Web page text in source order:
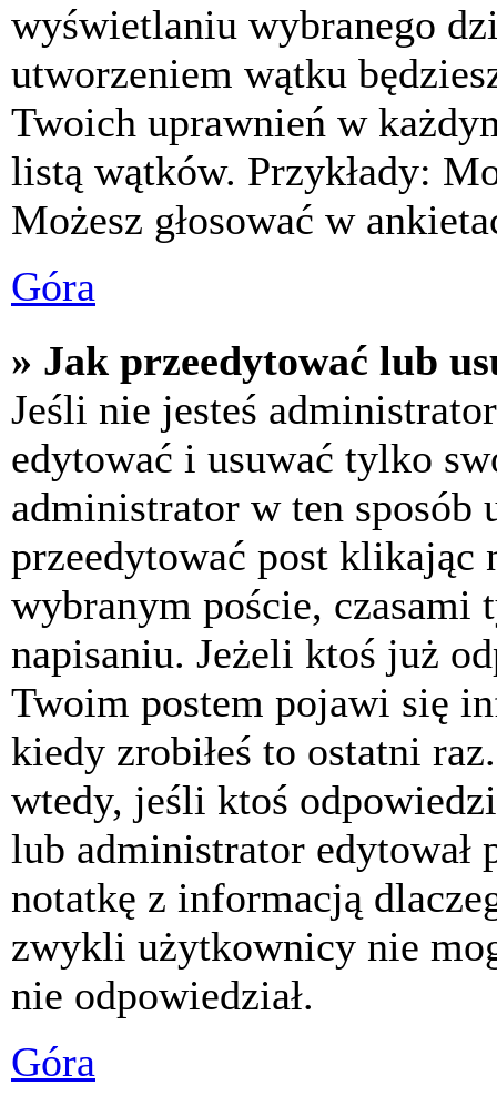
wyświetlaniu wybranego
utworzeniem wątku
Twoich uprawnień w
listą wątków. Przykłady:
Możesz głosować w
Góra
» Jak przeedytować lub
Jeśli nie jesteś
edytować i usuwać tylko
administrator w ten sposób
przeedytować post klikając
wybranym poście, czasami
napisaniu. Jeżeli ktoś już
Twoim postem pojawi się
kiedy zrobiłeś to ostatni
wtedy, jeśli ktoś
lub administrator edytował
notatkę z informacją
zwykli użytkownicy nie
nie odpowiedział.
Góra